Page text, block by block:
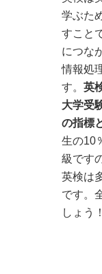
学ぶた
すこと
につな
情報処
す。 英
大学受
の指標
生の10
級です
英検は
です。
しょう！